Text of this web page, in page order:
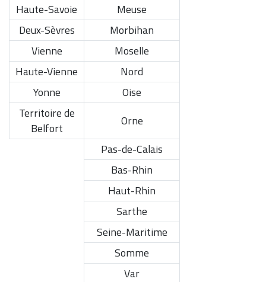
Haute-Savoie
Meuse
Deux-Sèvres
Morbihan
Vienne
Moselle
Haute-Vienne
Nord
Yonne
Oise
Territoire de
Belfort
Orne
Pas-de-Calais
Bas-Rhin
Haut-Rhin
Sarthe
Seine-Maritime
Somme
Var